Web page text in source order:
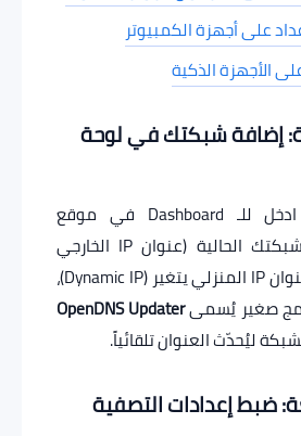
على أجهزة الكمبيوتر
الأجهزة الذكية
إضافة شبكتك في لوحة
بعد تغيير DNS، ادخل للـ Dashboard في موقع
OpenDNS وأضف شبكتك الحالية (عنوان IP الخارجي
لشبكتك). إذا كان عنوان IP المنزلي يتغير (Dynamic IP)،
صغير يُسمىOpenDNS Updater
ليُحدّث العنوان تلقائياً.
ضبط إعدادات التصفية